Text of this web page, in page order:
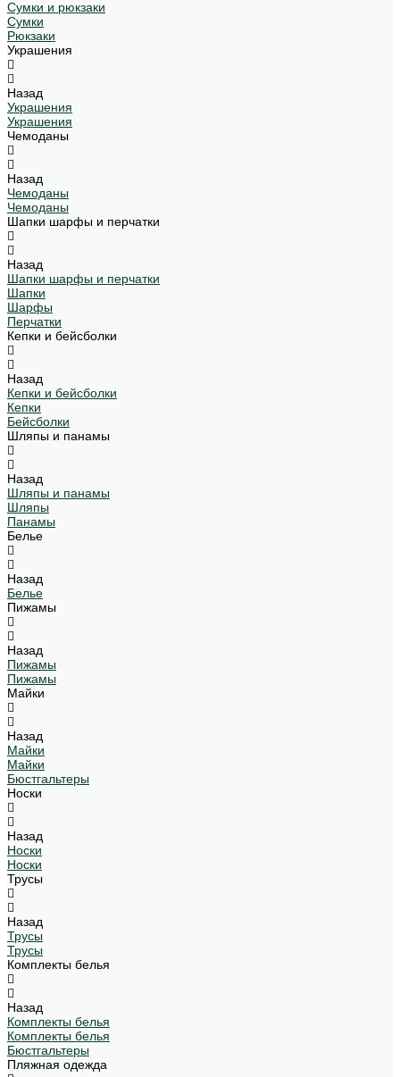
Сумки и рюкзаки
Сумки
Рюкзаки
Украшения
Назад
Украшения
Украшения
Чемоданы
Назад
Чемоданы
Чемоданы
Шапки шарфы и перчатки
Назад
Шапки шарфы и перчатки
Шапки
Шарфы
Перчатки
Кепки и бейсболки
Назад
Кепки и бейсболки
Кепки
Бейсболки
Шляпы и панамы
Назад
Шляпы и панамы
Шляпы
Панамы
Белье
Назад
Белье
Пижамы
Назад
Пижамы
Пижамы
Майки
Назад
Майки
Майки
Бюстгальтеры
Носки
Назад
Носки
Носки
Трусы
Назад
Трусы
Трусы
Комплекты белья
Назад
Комплекты белья
Комплекты белья
Бюстгальтеры
Пляжная одежда